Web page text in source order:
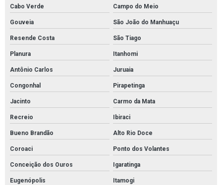
Cabo Verde Campo do Meio
Gouveia São João do Manhuaçu
Resende Costa São Tiago
Planura Itanhomi
Antônio Carlos Juruaia
Congonhal Pirapetinga
Jacinto Carmo da Mata
Recreio Ibiraci
Bueno Brandão Alto Rio Doce
Coroaci Ponto dos Volantes
Conceição dos Ouros Igaratinga
Eugenópolis Itamogi